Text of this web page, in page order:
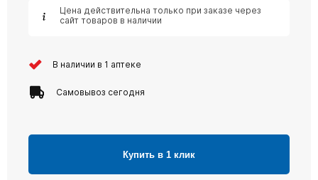
Цена действительна только при заказе через
сайт товаров в наличии
В наличии в 1 аптеке
Самовывоз сегодня
Купить в 1 клик